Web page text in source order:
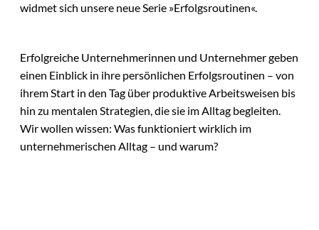
widmet sich unsere neue Serie »Erfolgsroutinen«.
Erfolgreiche Unternehmerinnen und Unternehmer geben
einen Einblick in ihre persönlichen Erfolgsroutinen – von
ihrem Start in den Tag über produktive Arbeitsweisen bis
hin zu mentalen Strategien, die sie im Alltag begleiten.
Wir wollen wissen: Was funktioniert wirklich im
unternehmerischen Alltag – und warum?